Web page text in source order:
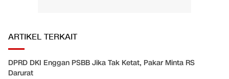
ARTIKEL TERKAIT
DPRD DKI Enggan PSBB Jika Tak Ketat, Pakar Minta RS
Darurat